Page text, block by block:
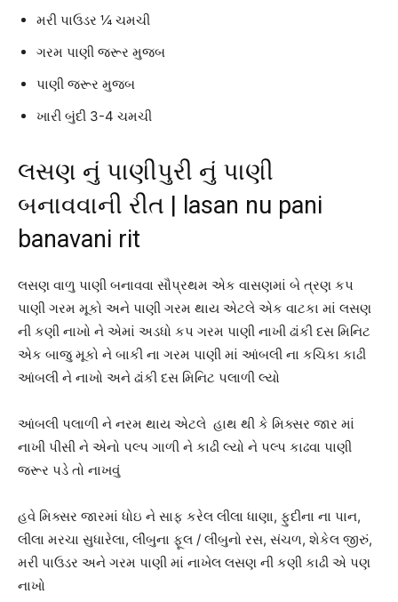
મરી પાઉડર ¼ ચમચી
ગરમ પાણી જરૂર મુજબ
પાણી જરૂર મુજબ
ખારી બુંદી 3-4 ચમચી
લસણ નું પાણીપુરી નું પાણી
બનાવવાની રીત | lasan nu pani
banavani rit
લસણ વાળુ પાણી બનાવવા સૌપ્રથમ એક વાસણમાં બે ત્રણ કપ
પાણી ગરમ મૂકો અને પાણી ગરમ થાય એટલે એક વાટકા માં લસણ
ની કણી નાખો ને એમાં અડધો કપ ગરમ પાણી નાખી ઢાંકી દસ મિનિટ
એક બાજુ મૂકો ને બાકી ના ગરમ પાણી માં આંબલી ના કચિકા કાઢી
આંબલી ને નાખો અને ઢાંકી દસ મિનિટ પલાળી લ્યો
આંબલી પલાળી ને નરમ થાય એટલે હાથ થી કે મિક્સર જાર માં
નાખી પીસી ને એનો પલ્પ ગાળી ને કાઢી લ્યો ને પલ્પ કાઢવા પાણી
જરૂર પડે તો નાખવું
હવે મિક્સર જારમાં ધોઇ ને સાફ કરેલ લીલા ધાણા, ફુદીના ના પાન,
લીલા મરચા સુધારેલા, લીંબુના ફૂલ / લીંબુનો રસ, સંચળ, શેકેલ જીરું,
મરી પાઉડર અને ગરમ પાણી માં નાખેલ લસણ ની કણી કાઢી એ પણ
નાખો